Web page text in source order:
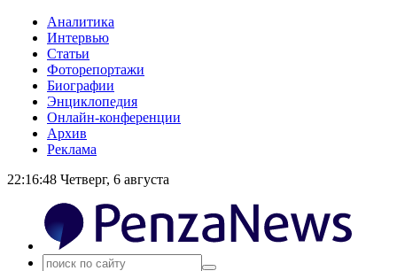
Аналитика
Интервью
Статьи
Фоторепортажи
Биографии
Энциклопедия
Онлайн-конференции
Архив
Реклама
22:16:48 Четверг, 6 августа